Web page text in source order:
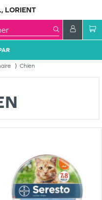
LORIENT
Chien